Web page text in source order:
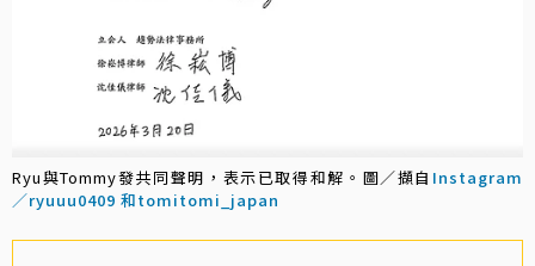
Ryu與Tommy發共同聲明，表示已取得和解。圖／擷自 Instagram
／ryuuu0409 和tomitomi_japan